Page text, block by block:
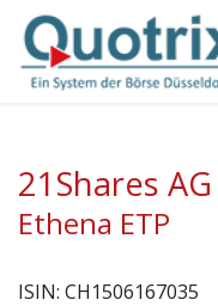
21Shares AG
Ethena ETP
ISIN: CH1506167035